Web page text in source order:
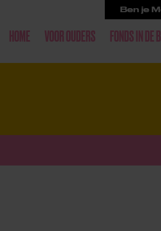
Ben je
HOME VOOR OUDERS FONDS IN DE